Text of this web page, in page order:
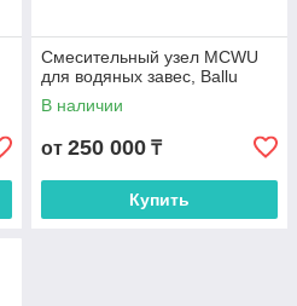
Смесительный узел MCWU
для водяных завес, Ballu
В наличии
от 250 000 ₸
Купить